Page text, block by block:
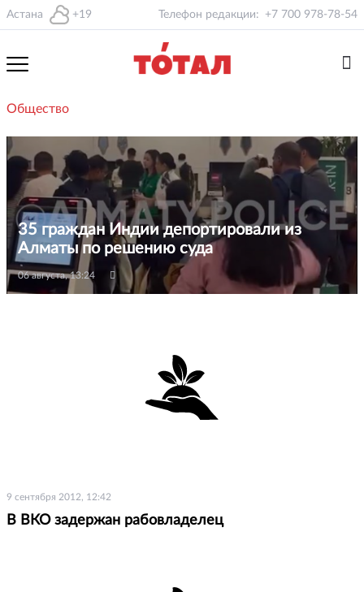
Астана +19 Телефон редакции: +7 700 978-78-54
Общество
35 граждан Индии депортировали из
Алматы по решению суда
06 августа, 13:24
9 сентября 2012, 12:42
В ВКО задержан рабовладелец